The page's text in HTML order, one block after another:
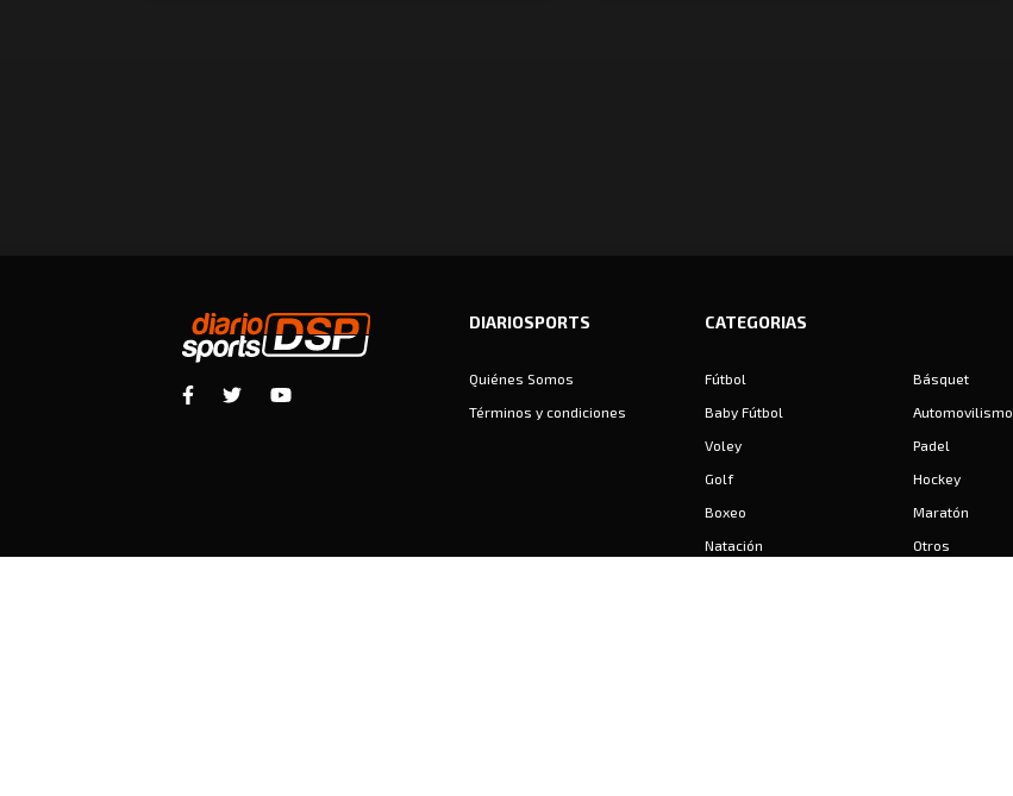
DIARIOSPORTS
Quiénes Somos
Términos y condiciones
CATEGORIAS
Fútbol
Básquet
Baby Fútbol
Automovilismo
Voley
Padel
Golf
Hockey
Boxeo
Maratón
Natación
Otros